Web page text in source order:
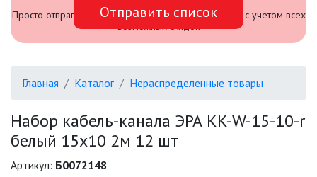
САДОВЫЙ ИНВЕНТАРЬ И
ИНСТРУМЕНТЫ
ОФИСНЫЕ ПОДВЕСНЫЕ
Просто отправьте его нам и мы посчитаем стоимость с учетом всех
возможных скидок
Отправить список
Главная Каталог Нераспределенные товары
Набор кабель-канала ЭРА KK-W-15-10-r
белый 15х10 2м 12 шт
Артикул: Б0072148